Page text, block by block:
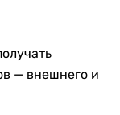
— внешнего и